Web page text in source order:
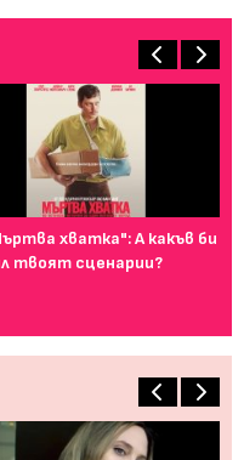
хватка": А какъв би
твоят сценарии?